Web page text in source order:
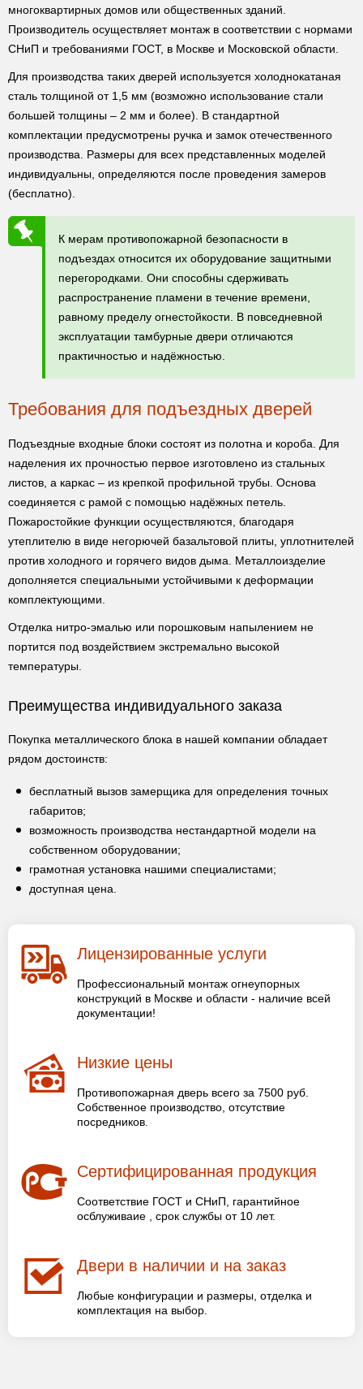
многоквартирных домов или общественных зданий.
Производитель осуществляет монтаж в соответствии с нормами
СНиП и требованиями ГОСТ, в Москве и Московской области.
Для производства таких дверей используется холоднокатаная
сталь толщиной от 1,5 мм (возможно использование стали
большей толщины – 2 мм и более). В стандартной
комплектации предусмотрены ручка и замок отечественного
производства. Размеры для всех представленных моделей
индивидуальны, определяются после проведения замеров
(бесплатно).
К мерам противопожарной безопасности в
подъездах относится их оборудование защитными
перегородками. Они способны сдерживать
распространение пламени в течение времени,
равному пределу огнестойкости. В повседневной
эксплуатации тамбурные двери отличаются
практичностью и надёжностью.
Требования для подъездных дверей
Подъездные входные блоки состоят из полотна и короба. Для
наделения их прочностью первое изготовлено из стальных
листов, а каркас – из крепкой профильной трубы. Основа
соединяется с рамой с помощью надёжных петель.
Пожаростойкие функции осуществляются, благодаря
утеплителю в виде негорючей базальтовой плиты, уплотнителей
против холодного и горячего видов дыма. Металлоизделие
дополняется специальными устойчивыми к деформации
комплектующими.
Отделка нитро-эмалью или порошковым напылением не
портится под воздействием экстремально высокой
температуры.
Преимущества индивидуального заказа
Покупка металлического блока в нашей компании обладает
рядом достоинств:
бесплатный вызов замерщика для определения точных
габаритов;
возможность производства нестандартной модели на
собственном оборудовании;
грамотная установка нашими специалистами;
доступная цена.
Лицензированные услуги
Профессиональный монтаж огнеупорных
конструкций в Москве и области - наличие всей
документации!
Низкие цены
Противопожарная дверь всего за 7500 руб.
Собственное производство, отсутствие
посредников.
Сертифицированная продукция
Соответствие ГОСТ и СНиП, гарантийное
осблуживаие , срок службы от 10 лет.
Двери в наличии и на заказ
Любые конфигурации и размеры, отделка и
комплектация на выбор.